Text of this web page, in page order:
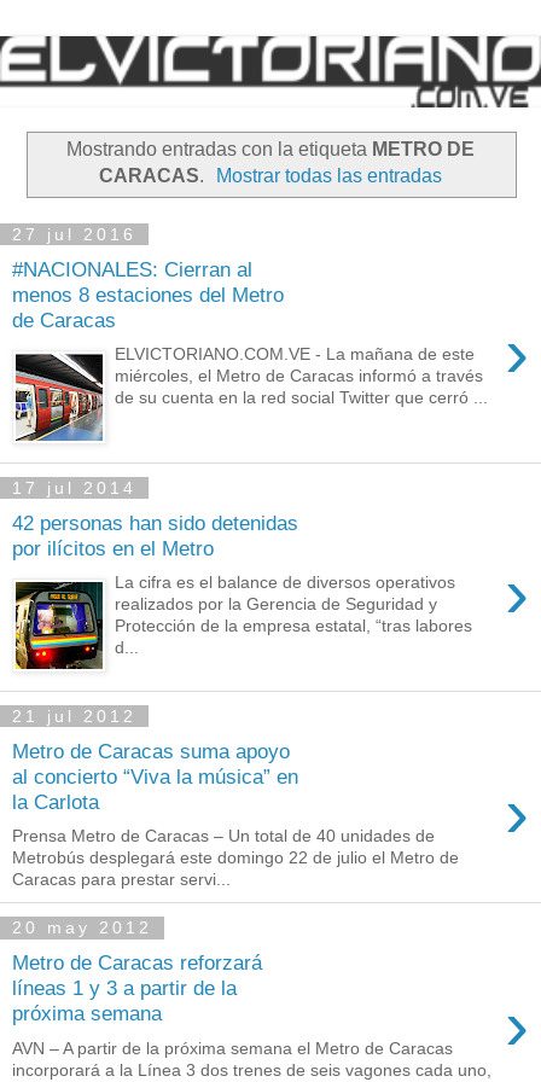
Mostrando entradas con la etiqueta METRO DE
CARACAS. Mostrar todas las entradas
27 jul 2016
#NACIONALES: Cierran al
menos 8 estaciones del Metro
de Caracas
›
ELVICTORIANO.COM.VE - La mañana de este
miércoles, el Metro de Caracas informó a través
de su cuenta en la red social Twitter que cerró ...
17 jul 2014
42 personas han sido detenidas
por ilícitos en el Metro
›
La cifra es el balance de diversos operativos
realizados por la Gerencia de Seguridad y
Protección de la empresa estatal, “tras labores
d...
21 jul 2012
Metro de Caracas suma apoyo
al concierto “Viva la música” en
la Carlota
›
Prensa Metro de Caracas – Un total de 40 unidades de
Metrobús desplegará este domingo 22 de julio el Metro de
Caracas para prestar servi...
20 may 2012
Metro de Caracas reforzará
líneas 1 y 3 a partir de la
próxima semana
›
AVN – A partir de la próxima semana el Metro de Caracas
incorporará a la Línea 3 dos trenes de seis vagones cada uno,